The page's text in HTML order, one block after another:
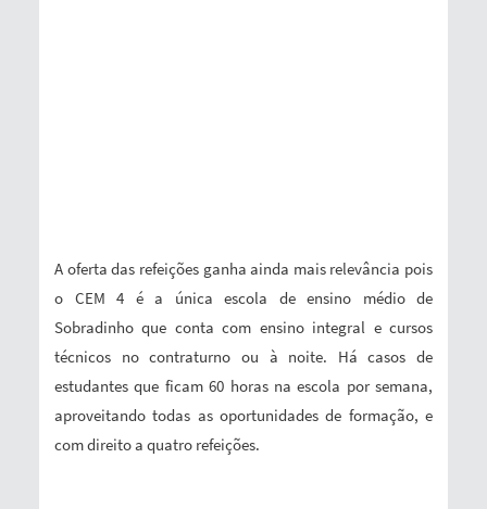
A oferta das refeições ganha ainda mais relevância pois
o CEM 4 é a única escola de ensino médio de
Sobradinho que conta com ensino integral e cursos
técnicos no contraturno ou à noite. Há casos de
estudantes que ficam 60 horas na escola por semana,
aproveitando todas as oportunidades de formação, e
com direito a quatro refeições.